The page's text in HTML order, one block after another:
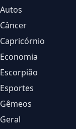
Autos
Câncer
Capricórnio
Economia
Escorpião
Esportes
Gêmeos
Geral